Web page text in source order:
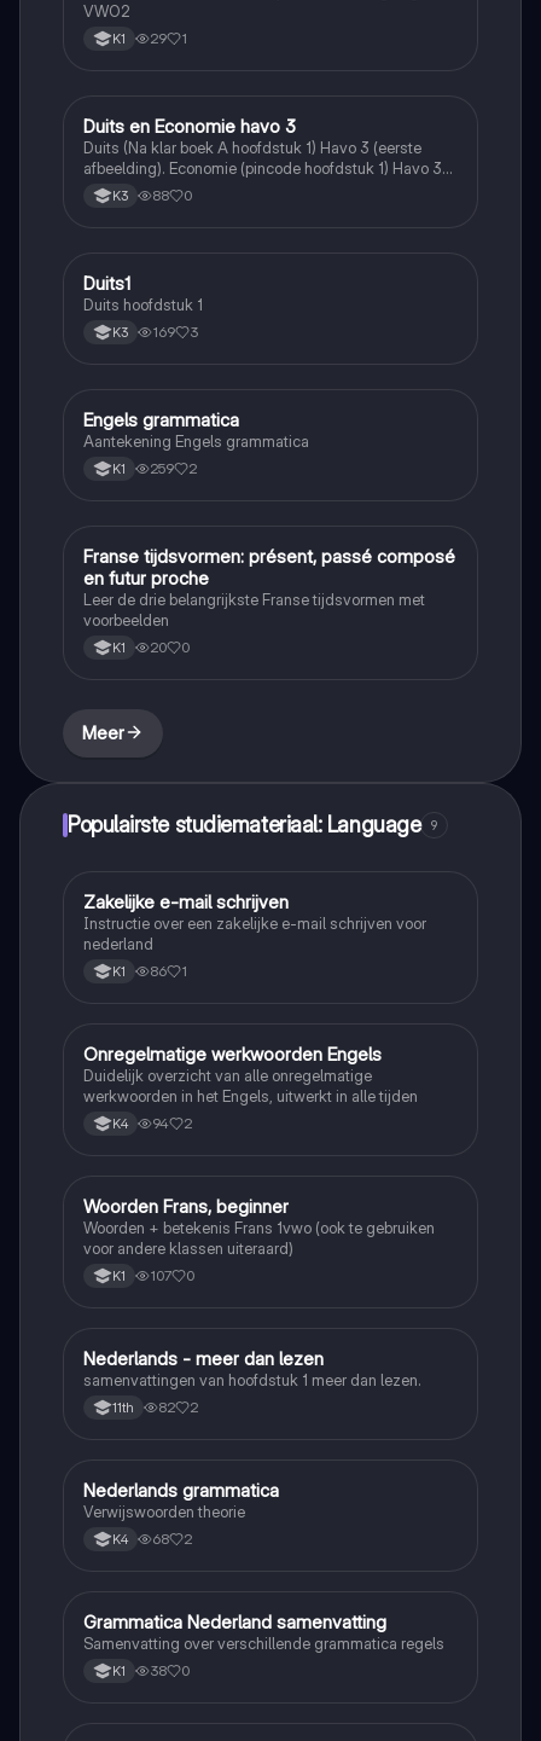
VWO2
K1 29 1
Duits
Duits en Economie havo 3
Duits (Na klar boek A hoofdstuk 1) Havo 3 (eerste
afbeelding). Economie (pincode hoofdstuk 1) Havo 3
(2 laatste afbeeldingen)
K3 88 0
Duits
Duits1
Duits hoofdstuk 1
K3 169 3
Engels
Engels grammatica
Aantekening Engels grammatica
K1 259 2
Frans
Franse tijdsvormen: présent, passé composé
en futur proche
Leer de drie belangrijkste Franse tijdsvormen met
voorbeelden
K1 20 0
Meer
Populairste studiemateriaal: Language 9
Nederlands
Zakelijke e-mail schrijven
Instructie over een zakelijke e-mail schrijven voor
nederland
K1 86 1
Engels
Onregelmatige werkwoorden Engels
Duidelijk overzicht van alle onregelmatige
werkwoorden in het Engels, uitwerkt in alle tijden
K4 94 2
Frans
Woorden Frans, beginner
Woorden + betekenis Frans 1vwo (ook te gebruiken
voor andere klassen uiteraard)
K1 107 0
Nederlands
Nederlands - meer dan lezen
samenvattingen van hoofdstuk 1 meer dan lezen.
11th 82 2
Nederlands
Nederlands grammatica
Verwijswoorden theorie
K4 68 2
Nederlands
Grammatica Nederland samenvatting
Samenvatting over verschillende grammatica regels
K1 38 0